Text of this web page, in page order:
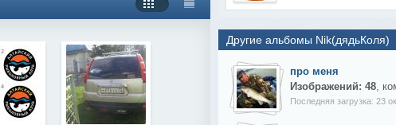
Другие альбомы Nik(дядьКоля)
про меня
Изображений: 48,
Последняя загрузка: 23